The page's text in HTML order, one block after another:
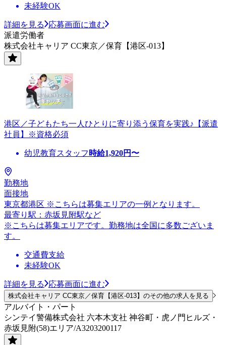
未経験OK
詳細を見る
応募画面に進む
派遣労働者
株式会社キャリア CC東京／保育【港区-013】
港区／子どもたち一人ひとりに寄り添う保育を実践♪【派遣
社員】※資格必須
幼児教育スタッフ 時給1,920円〜
勤務地
面接地
東京都港区 ※こちらは募集エリアの一例となります。
最寄り駅：赤坂見附駅など
※こちらは募集エリアです。勤務地は全国に多数ございま
す。
交通費支給
未経験OK
詳細を見る 応募画面に進む
株式会社キャリア CC東京／保育【港区-013】のその他の求人を見る
アルバイト・パート
シンテイ警備株式会社 六本木支社 神谷町・虎ノ門ヒルズ・
赤坂見附(58)エリア/A3203200117